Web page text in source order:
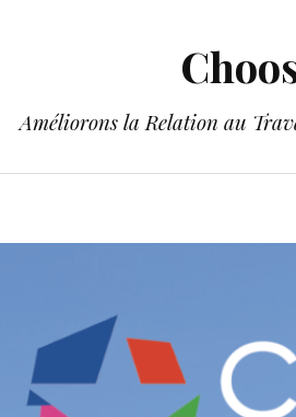
Améliorons la Relation au